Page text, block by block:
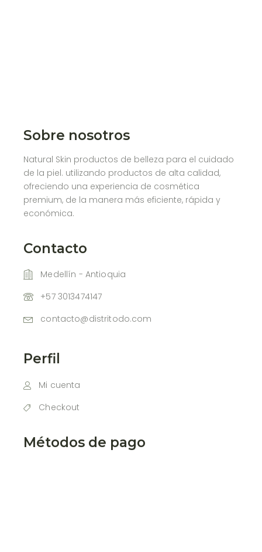
Sobre nosotros
Natural Skin productos de belleza para el cuidado
de la piel. utilizando productos de alta calidad,
ofreciendo una experiencia de cosmética
premium, de la manera más eficiente, rápida y
económica.
Contacto
Medellín - Antioquia
+57 3013474147
contacto@distritodo.com
Perfil
Mi cuenta
Checkout
Métodos de pago